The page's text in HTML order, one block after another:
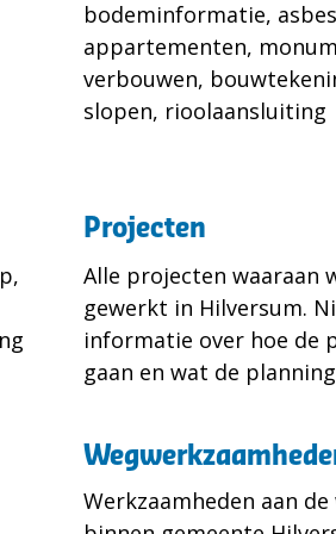
bodeminformatie,
appartementen,
verbouwen,
slopen, rioolaansluiting
Projecten
Alle projecten waaraan
gewerkt in Hilversum.
informatie over hoe de
gaan en wat de
Werkzaamheden aan de